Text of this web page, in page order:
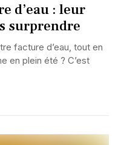
d’eau : leur
surprendre
facture d’eau, tout en
en plein été ? C’est